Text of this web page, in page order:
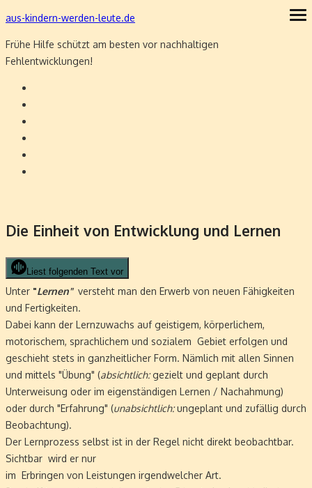
Skip
content
aus-kindern-werden-leute.de
Frühe Hilfe schützt am besten vor nachhaltigen
Fehlentwicklungen!
Die Einheit von Entwicklung und Lernen
Liest folgenden Text vor
Unter "Lernen" versteht man den Erwerb von neuen Fähigkeiten
und Fertigkeiten.
Dabei kann der Lernzuwachs auf geistigem, körperlichem,
motorischem, sprachlichem und sozialem Gebiet erfolgen und
geschieht stets in ganzheitlicher Form. Nämlich mit allen Sinnen
und mittels "Übung" (absichtlich:gezielt und geplant durch
Unterweisung oder im eigenständigen Lernen / Nachahmung)
oder durch "Erfahrung" (unabsichtlich:ungeplant und zufällig durch
Beobachtung).
Der Lernprozess selbst ist in der Regel nicht direkt beobachtbar.
Sichtbar wird er nur
im Erbringen von Leistungen irgendwelcher Art.